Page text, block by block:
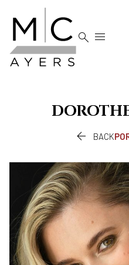
 
 BACK